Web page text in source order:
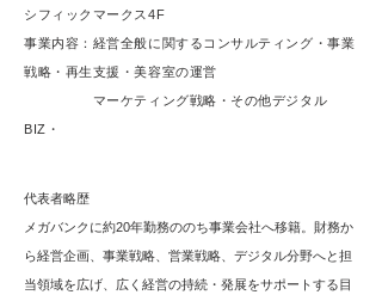
シフィックマークス4F
​事業内容：経営全般に関するコンサルティング・事業
戦略・再生支援 ・美容室の運営
マーケティング戦略・その他デジタル
BIZ・
代表者略歴
メガバンクに約20年勤務ののち事業会社へ移籍。財務か
ら経営企画、事業戦略、営業戦略、デジタル分野へと担
当領域を広げ、広く経営の持続・発展をサポートする目